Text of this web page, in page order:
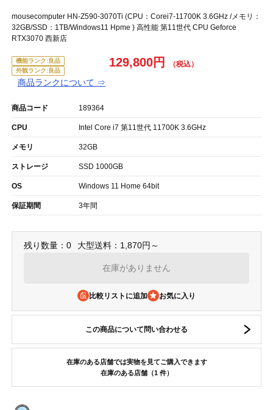
mousecomputer HN-Z590-3070Ti (CPU：Corei7-11700K 3.6GHz /メモリ：
32GB/SSD：1TB/Windows11 Hpme ) 高性能 第11世代 CPU Geforce
RTX3070 西新店
機能ランク:良品
外観ランク:良品
商品ランクについて ⇒
129,800円
商品コード 189364
CPU Intel Core i7 第11世代 11700K 3.6GHz
メモリ 32GB
ストレージ SSD 1000GB
OS Windows 11 Home 64bit
保証期間 3年間
残り数量：0 大型送料：1,870円～
在庫がありません
比較リストに追加
この商品について問い合わせる
在庫のある店舗では実物を見てご購入できます
在庫のある店舗（1 件）